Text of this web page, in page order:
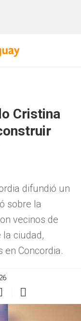
Cristina
difundió un
sobre la
vecinos de
ciudad,
Concordia.